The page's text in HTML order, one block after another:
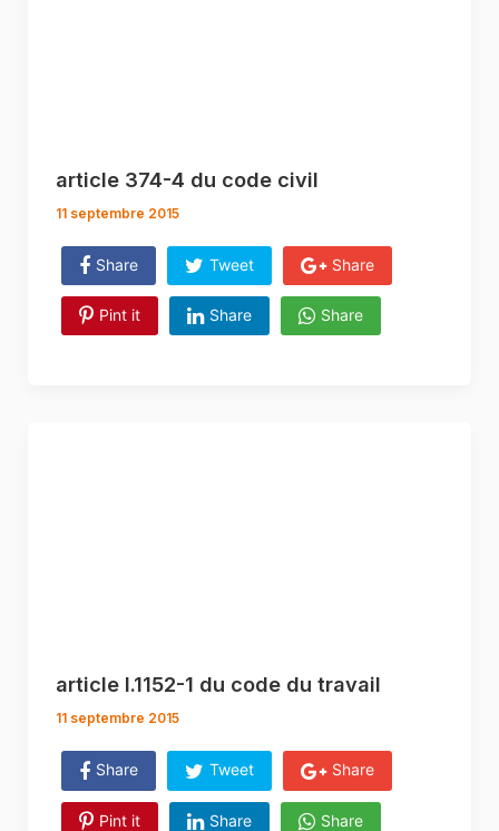
article 374-4 du code civil
11 septembre 2015
Share Tweet Share
Pint it Share Share
article l.1152-1 du code du travail
11 septembre 2015
Share Tweet Share
Pint it Share Share